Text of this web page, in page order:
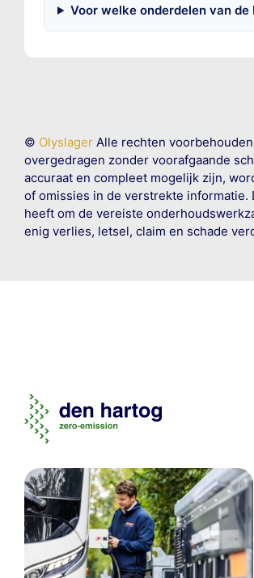
Voor welke onderdelen van
© OlyslagerAlle rechten
overgedragen zonder voorafgaande
accuraat en compleet mogelijk zijn,
of omissies in de verstrekte
heeft om de vereiste
enig verlies, letsel, claim en schade